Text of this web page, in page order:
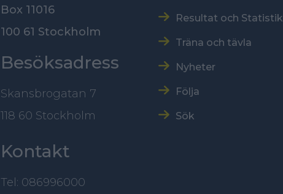
Box 11016
100 61 Stockholm
Besöksadress
Skansbrogatan 7
118 60 Stockholm
Kontakt
Tel: 086996000
Resultat och Statistik
Träna och tävla
Nyheter
Följa
Sök